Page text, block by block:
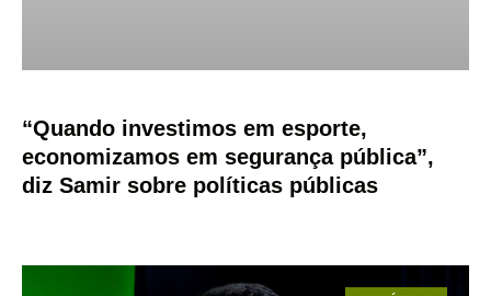
“Quando investimos em esporte,
economizamos em segurança pública”,
diz Samir sobre políticas públicas